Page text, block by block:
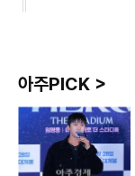
아주PICK >